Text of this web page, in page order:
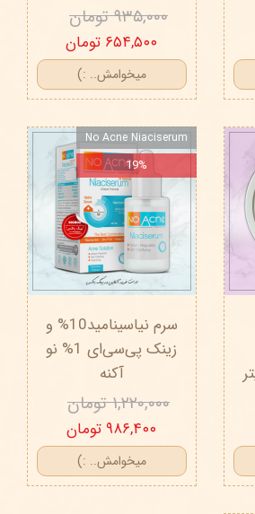
۹۳۵,۰۰۰ تومان
۶۵۴,۵۰۰ تومان
میخوامش.. :)
سرم نیاسینامید10% و
زینک پی‌سی‌ای 1% نو‌
آکنه
۱,۲۲۰,۰۰۰ تومان
۹۸۶,۴۰۰ تومان
میخوامش.. :)
No Acne Niaciserum
19%